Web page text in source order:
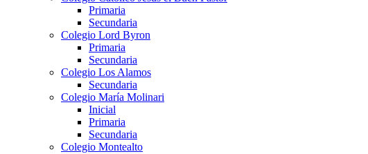
Primaria
Secundaria
Colegio Lord Byron
Primaria
Secundaria
Colegio Los Alamos
Secundaria
Colegio María Molinari
Inicial
Primaria
Secundaria
Colegio Montealto